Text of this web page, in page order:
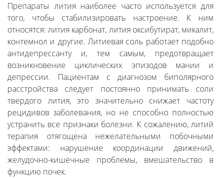
Препараты лития наиболее часто используется для
того, чтобы стабилизировать настроение. К ним
относятся: лития карбонат, лития оксибутират, микалит,
контемнол и другие. Литиевая соль работает подобно
антидепрессанту и, тем самым, предотвращает
возникновение циклических эпизодов мании и
депрессии. Пациентам с диагнозом биполярного
расстройства следует постоянно принимать соли
твердого лития, это значительно снижает частоту
рецидивов заболевания, но не способно полностью
устранить все признаки болезни. К сожалению, литий
терапия отягощена нежелательными побочными
эффектами: нарушение координации движений,
желудочно-кишечные проблемы, вмешательство в
функцию почек.